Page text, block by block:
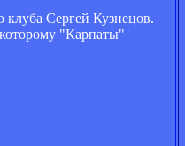
Сергей Кузнецов.
"Карпаты"